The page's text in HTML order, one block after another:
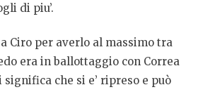
di piu’.
Ciro per averlo al massimo tra
era in ballottaggio con Correa
che si e’ ripreso e può